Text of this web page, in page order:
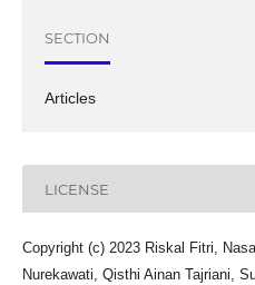
SECTION
Articles
LICENSE
Copyright (c) 2023 Riskal Fitri,
Nurekawati, Qisthi Ainan Tajriani,